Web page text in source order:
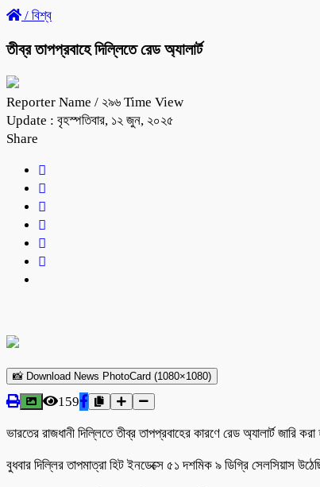
/ বিশ্ব
তীব্র তাপপ্রবাহে দিল্লিতে রেড অ্যালার্ট
Reporter Name / ২৯৬ Time View
Update : বৃহস্পতিবার, ১২ জুন, ২০২৫
Share
📸 Download News PhotoCard (1080×1080)
159
ভারতের রাজধানী দিল্লিতে তীব্র তাপপ্রবাহের কারণে রেড অ্যালার্ট জারি
বুধবার দিল্লির তাপমাত্রা হিট ইনডেক্সে ৫১ দশমিক ৯ ডিগ্রি সেলসিয়াস